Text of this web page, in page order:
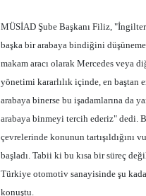
MÜSİAD Şube Başkanı Filiz,
başka bir arabaya bindiğini
makam aracı olarak Mercedes veya
yönetimi kararlılık içinde, en baştan
arabaya binerse bu işadamlarına da
arabaya binmeyi tercih ederiz" dedi.
çevrelerinde konunun tartışıldığını
başladı. Tabii ki bu kısa bir süreç
Türkiye otomotiv sanayisinde şu
konuştu.